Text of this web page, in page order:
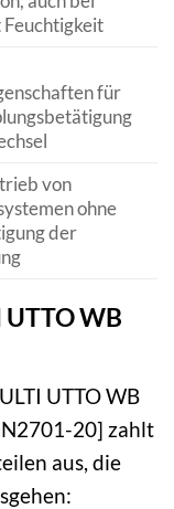
für
von
ohne
der
WB
UTTO WB
20] zahlt
aus, die